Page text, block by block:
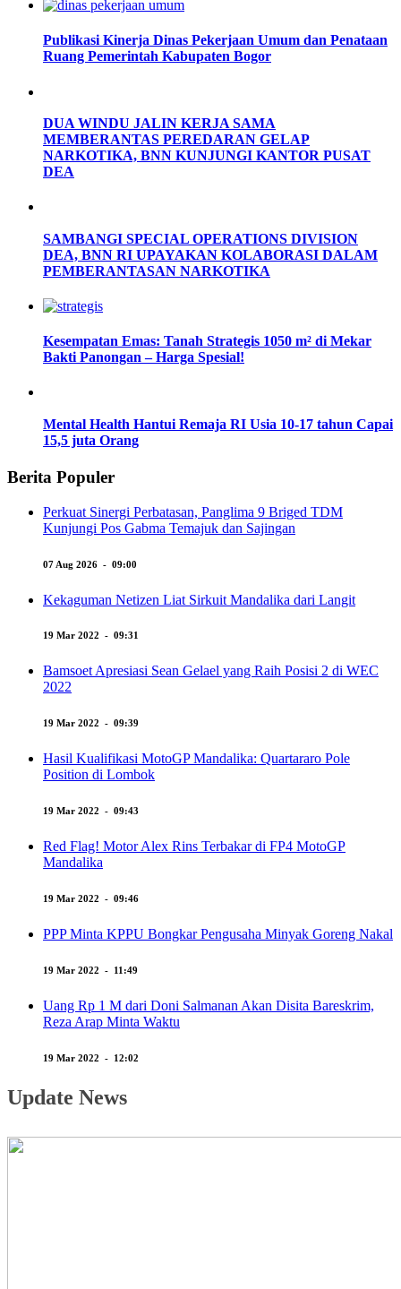
Publikasi Kinerja Dinas Pekerjaan Umum dan Penataan
Ruang Pemerintah Kabupaten Bogor
DUA WINDU JALIN KERJA SAMA
MEMBERANTAS PEREDARAN GELAP
NARKOTIKA, BNN KUNJUNGI KANTOR PUSAT
DEA
SAMBANGI SPECIAL OPERATIONS DIVISION
DEA, BNN RI UPAYAKAN KOLABORASI DALAM
PEMBERANTASAN NARKOTIKA
Kesempatan Emas: Tanah Strategis 1050 m² di Mekar
Bakti Panongan – Harga Spesial!
Mental Health Hantui Remaja RI Usia 10-17 tahun Capai
15,5 juta Orang
Berita Populer
Perkuat Sinergi Perbatasan, Panglima 9 Briged TDM
Kunjungi Pos Gabma Temajuk dan Sajingan
07 Aug 2026 - 09:00
Kekaguman Netizen Liat Sirkuit Mandalika dari Langit
19 Mar 2022 - 09:31
Bamsoet Apresiasi Sean Gelael yang Raih Posisi 2 di WEC
2022
19 Mar 2022 - 09:39
Hasil Kualifikasi MotoGP Mandalika: Quartararo Pole
Position di Lombok
19 Mar 2022 - 09:43
Red Flag! Motor Alex Rins Terbakar di FP4 MotoGP
Mandalika
19 Mar 2022 - 09:46
PPP Minta KPPU Bongkar Pengusaha Minyak Goreng Nakal
19 Mar 2022 - 11:49
Uang Rp 1 M dari Doni Salmanan Akan Disita Bareskrim,
Reza Arap Minta Waktu
19 Mar 2022 - 12:02
Update News